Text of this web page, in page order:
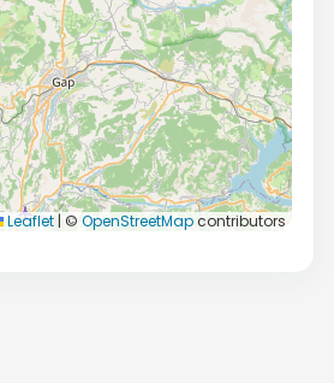
Leaflet | © OpenStreetMapcontributors